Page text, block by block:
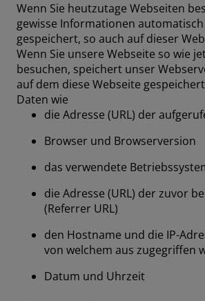
Wenn Sie heutzutage Webseiten
gewisse Informationen
gespeichert, so auch auf dieser
Wenn Sie unsere Webseite so wie
besuchen, speichert unser
auf dem diese Webseite
Daten wie
die Adresse (URL) der
Browser und Browserversion
das verwendete
die Adresse (URL) der zuvor
(Referrer URL)
den Hostname und die IP-
von welchem aus zugegriffen
Datum und Uhrzeit